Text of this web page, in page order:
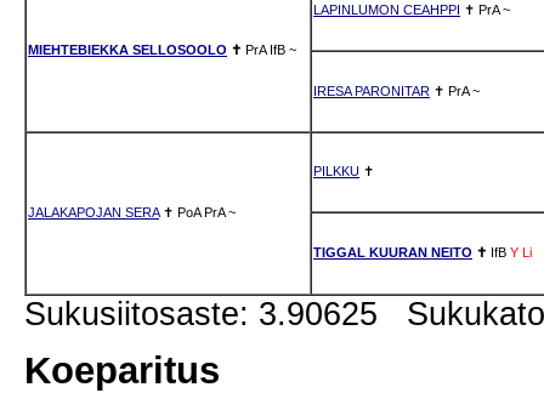
MIEHTEBIEKKA SELLOSOOLO ✝ PrA IfB ~
LAPINLUMON CEAHPPI ✝ PrA ~
IRESA PARONITAR ✝ PrA ~
JALAKAPOJAN SERA✝ PoA PrA ~
PILKKU ✝
TIGGAL KUURAN NEITO ✝ IfB Y Li
Sukusiitosaste: 3.90625
Koeparitus